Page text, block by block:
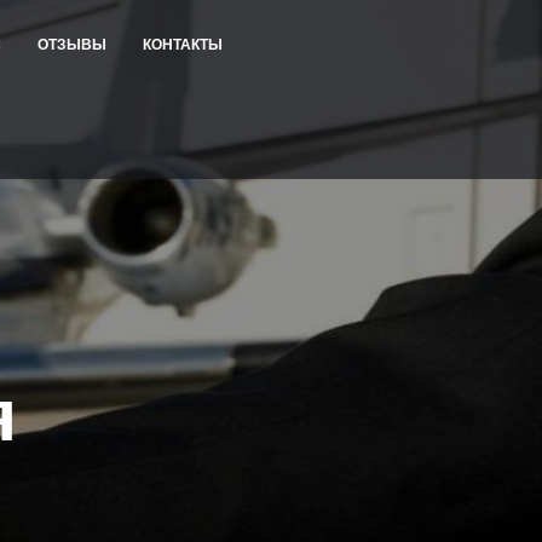
ОТЗЫВЫ
КОНТАКТЫ